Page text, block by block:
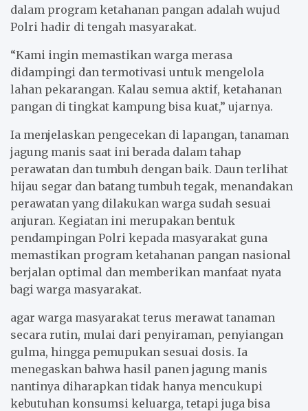
dalam program ketahanan pangan adalah wujud
Polri hadir di tengah masyarakat.
“Kami ingin memastikan warga merasa
didampingi dan termotivasi untuk mengelola
lahan pekarangan. Kalau semua aktif, ketahanan
pangan di tingkat kampung bisa kuat,” ujarnya.
Ia menjelaskan pengecekan di lapangan, tanaman
jagung manis saat ini berada dalam tahap
perawatan dan tumbuh dengan baik. Daun terlihat
hijau segar dan batang tumbuh tegak, menandakan
perawatan yang dilakukan warga sudah sesuai
anjuran. Kegiatan ini merupakan bentuk
pendampingan Polri kepada masyarakat guna
memastikan program ketahanan pangan nasional
berjalan optimal dan memberikan manfaat nyata
bagi warga masyarakat.
agar warga masyarakat terus merawat tanaman
secara rutin, mulai dari penyiraman, penyiangan
gulma, hingga pemupukan sesuai dosis. Ia
menegaskan bahwa hasil panen jagung manis
nantinya diharapkan tidak hanya mencukupi
kebutuhan konsumsi keluarga, tetapi juga bisa